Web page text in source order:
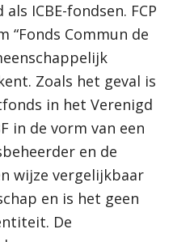
ICBE-fondsen. FCP
“Fonds Commun de
Zoals het geval is
in het Verenigd
in de vorm van een
en de
wijze vergelijkbaar
en is het geen
De